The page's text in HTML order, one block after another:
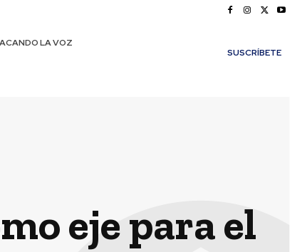
LA VOZ
SUSCRÍBETE
eje para el